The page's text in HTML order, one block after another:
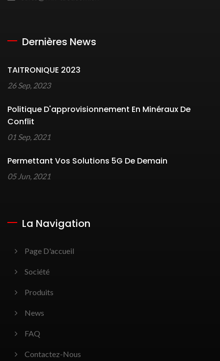
Dernières News
TAITRONIQUE 2023
26 Sep, 2023
Politique D'approvisionnement En Minéraux De
Conflit
01 Sep, 2021
Permettant Vos Solutions 5G De Demain
05 Jun, 2021
La Navigation
Page D'accueil
Société
Produits
News
FAQ
Contactez-Nous